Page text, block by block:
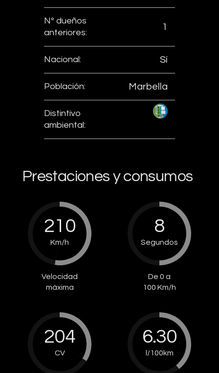
Nº dueños
anteriores:
1
Nacional: Sí
Población: Marbella
Distintivo
ambiental:
Prestaciones y consumos
210
Km/h
Velocidad
máxima
8
Segundos
De 0 a
100 Km/h
204
CV
6.30
l/100km